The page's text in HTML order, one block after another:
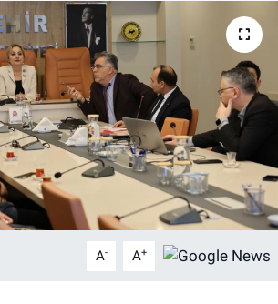
A- A+
dünyası